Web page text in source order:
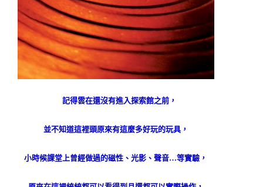
記得雲在還沒有進入探索館之前，
並不知道這裡頭原來有這麼多好玩的玩具，
小時候課堂上曾經做過的磁性、光影、聲音…等實驗，